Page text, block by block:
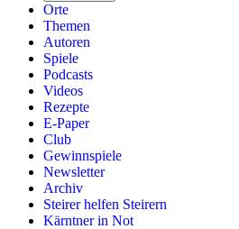
Orte
Themen
Autoren
Spiele
Podcasts
Videos
Rezepte
E-Paper
Club
Gewinnspiele
Newsletter
Archiv
Steirer helfen Steirern
Kärntner in Not